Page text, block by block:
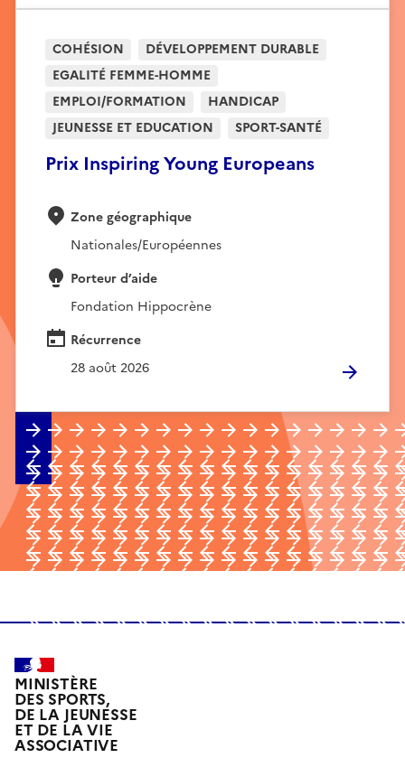
Prix Inspiring Young Europeans
COHÉSION
DÉVELOPPEMENT DURABLE
EGALITÉ FEMME-HOMME
EMPLOI/FORMATION
HANDICAP
JEUNESSE ET EDUCATION
SPORT-SANTÉ
Zone géographique
Nationales/Européennes
Porteur d’aide
Fondation Hippocrène
Récurrence
28 août 2026
MINISTÈRE
DES SPORTS,
DE LA JEUNESSE
ET DE LA VIE
ASSOCIATIVE